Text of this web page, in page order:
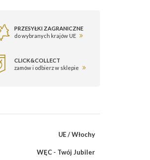
PRZESYŁKI ZAGRANICZNE
do wybranych krajów UE
CLICK&COLLECT
zamów i odbierz w sklepie
UE / Włochy
WĘC - Twój Jubiler